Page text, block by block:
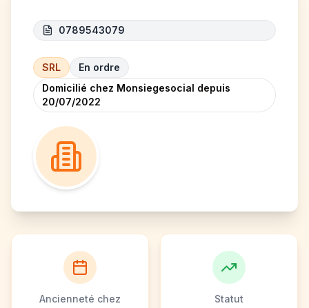
0789543079
SRL
En ordre
Domicilié chez Monsiegesocial depuis
20/07/2022
Ancienneté chez
Statut